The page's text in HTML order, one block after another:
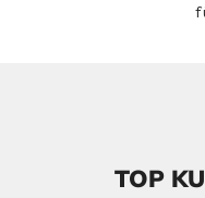
TOP